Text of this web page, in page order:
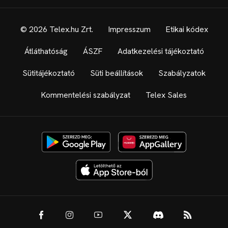
© 2026 Telex.hu Zrt. Impresszum Etikai kódex
Átláthatóság ÁSZF Adatkezelési tájékoztató
Sütitájékoztató Süti beállítások Szabályzatok
Kommentelési szabályzat Telex Sales